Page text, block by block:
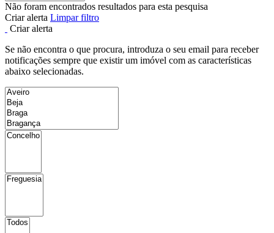
Não foram encontrados resultados para esta pesquisa
Criar alerta Limpar filtro
Criar alerta
Se não encontra o que procura, introduza o seu email para receber
notificações sempre que existir um imóvel com as características
abaixo selecionadas.